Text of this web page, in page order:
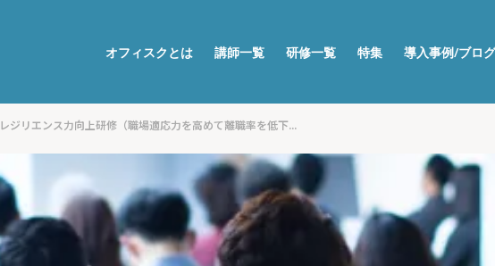
レジリエンス力向上研修（職場適応力を高めて離職率を低下...
オフィスクとは 講師一覧 研修一覧 特集 導入事例/ブログ